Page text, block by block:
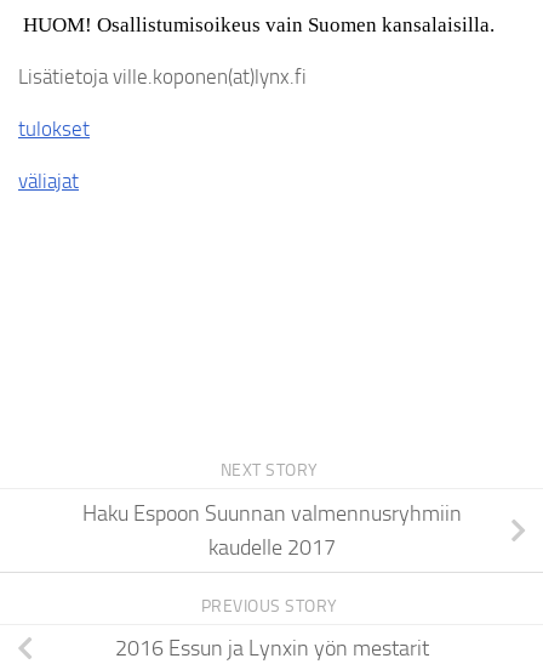
HUOM! Osallistumisoikeus vain Suomen kansalaisilla.
Lisätietoja ville.koponen(at)lynx.fi
tulokset
väliajat
NEXT STORY
Haku Espoon Suunnan valmennusryhmiin
kaudelle 2017
PREVIOUS STORY
2016 Essun ja Lynxin yön mestarit